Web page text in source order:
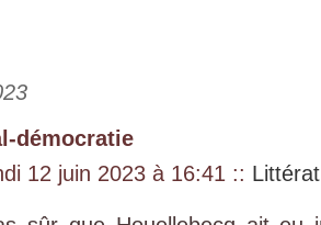
démocratie
12 juin 2023 à 16:41 ::